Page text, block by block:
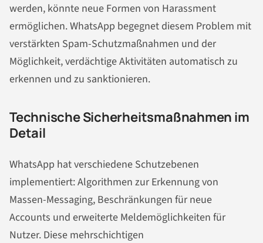
werden, könnte neue Formen von Harassment
ermöglichen. WhatsApp begegnet diesem Problem mit
verstärkten Spam-Schutzmaßnahmen und der
Möglichkeit, verdächtige Aktivitäten automatisch zu
erkennen und zu sanktionieren.
Technische Sicherheitsmaßnahmen im
Detail
WhatsApp hat verschiedene Schutzebenen
implementiert: Algorithmen zur Erkennung von
Massen-Messaging, Beschränkungen für neue
Accounts und erweiterte Meldemöglichkeiten für
Nutzer. Diese mehrschichtigen